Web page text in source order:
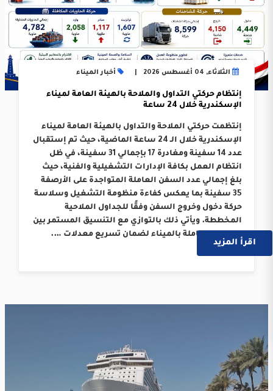
الثلاثاء, 04 أغسطس 2026 أخبار الميناء
إنتظام حركتي التداول والملاحة بالهيئة العامة لميناء
الإسكندرية خلال 24 ساعة
إنتظمت حركتي الملاحة والتداول بالهيئة العامة لميناء
الإسكندرية خلال الـ 24 ساعة الماضية، حيث تم إستقبال
عدد 14 سفينة ومغادرة 17 بإجمالي 31 سفينة، في ظل
انتظام العمل بكافة الإدارات التشغيلية والفنية، حيث
بلغ إجمالي عدد السفن العاملة المتواجدة على الأرصفة
35 سفينة بما يعكس كفاءة منظومة التشغيل وسلاسة
حركة دخول وخروج السفن وفقًا للجداول الملاحية
المخططة. ويأتي ذلك بالتوازي مع التنسيق المستمر بين
الجهات العاملة بالميناء لضمان تسريع معدلات ….
اقرأ المزيد